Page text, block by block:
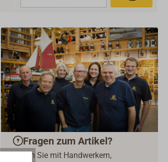
Fragen zum Artikel?
Reden Sie mit Handwerkern,